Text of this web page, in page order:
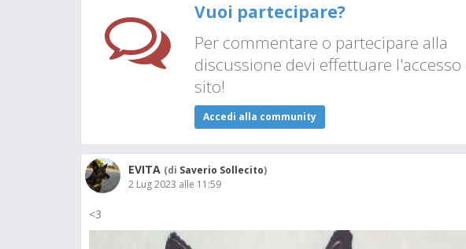
Vuoi partecipare?
Per commentare o partecipare alla
discussione devi effettuare l'accesso
sito!
Accedi alla community
EVITA (di Saverio Sollecito)
2 Lug 2023 alle 11:59
<3